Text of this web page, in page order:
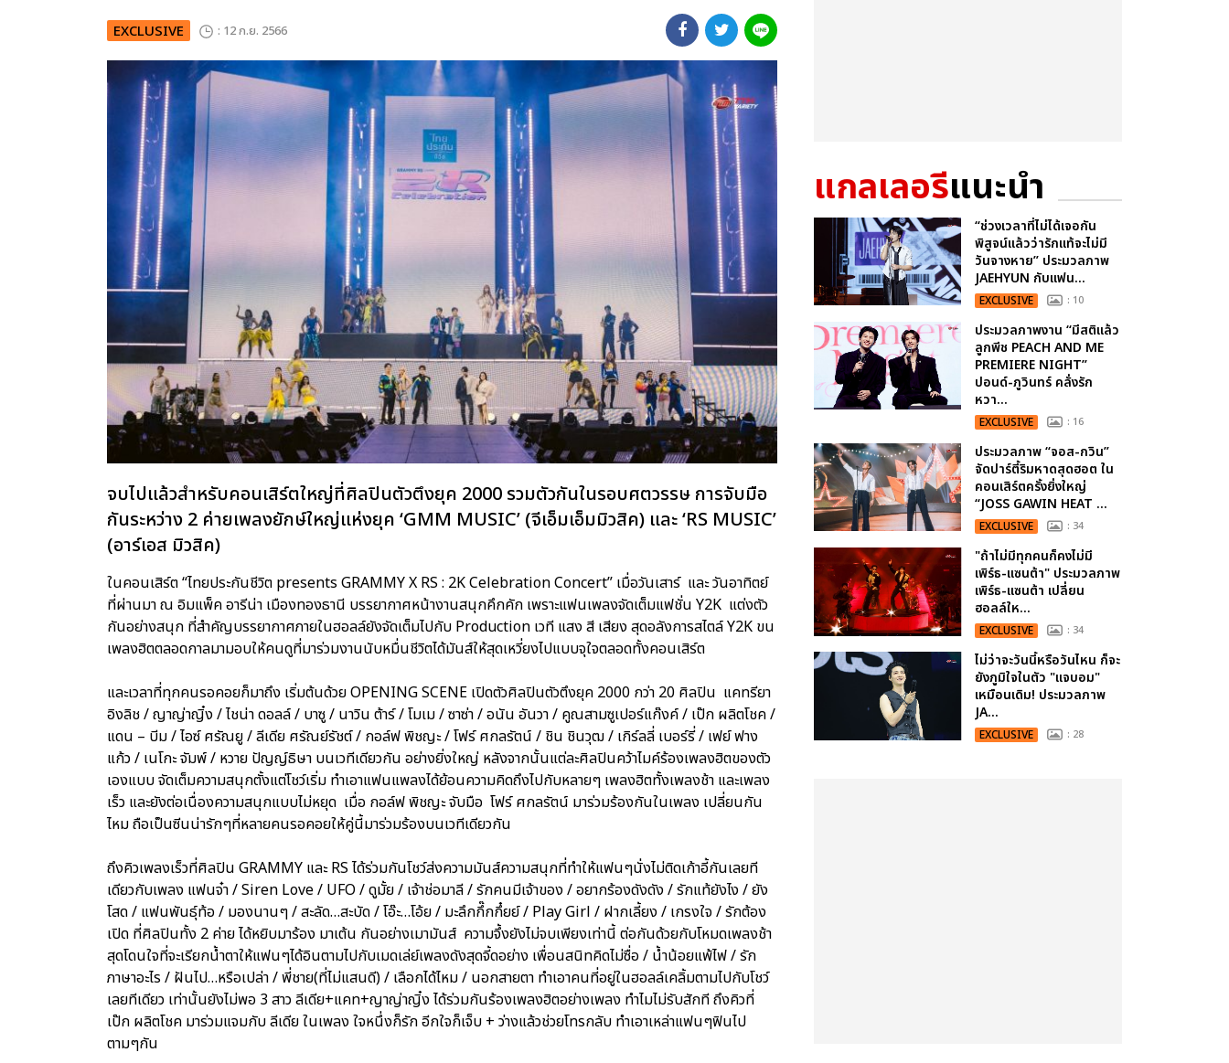
EXCLUSIVE : 12 ก.ย. 2566
จบไปแล้วสำหรับคอนเสิร์ตใหญ่ที่ศิลปินตัวตึงยุค 2000 รวมตัวกันในรอบศตวรรษ การจับมือ
กันระหว่าง 2 ค่ายเพลงยักษ์ใหญ่แห่งยุค ‘GMM MUSIC’ (จีเอ็มเอ็มมิวสิค) และ ‘RS MUSIC’
(อาร์เอส มิวสิค)
ในคอนเสิร์ต “ไทยประกันชีวิต presents GRAMMY X RS : 2K Celebration Concert” เมื่อวันเสาร์ และ วันอาทิตย์
ที่ผ่านมา ณ อิมแพ็ค อารีน่า เมืองทองธานี บรรยากาศหน้างานสนุกคึกคัก เพราะแฟนเพลงจัดเต็มแฟชั่น Y2K แต่งตัว
กันอย่างสนุก ที่สำคัญบรรยากาศภายในฮอลล์ยังจัดเต็มไปกับ Production เวที แสง สี เสียง สุดอลังการสไตล์ Y2K ขน
เพลงฮิตตลอดกาลมามอบให้คนดูที่มาร่วมงานนับหมื่นชีวิตได้มันส์ให้สุดเหวี่ยงไปแบบจุใจตลอดทั้งคอนเสิร์ต
และเวลาที่ทุกคนรอคอยก็มาถึง เริ่มต้นด้วย OPENING SCENE เปิดตัวศิลปินตัวตึงยุค 2000 กว่า 20 ศิลปิน แคทรียา
อิงลิช / ญาญ่าญิ๋ง / ไชน่า ดอลล์ / บาซู / นาวิน ต้าร์ / โมเม / ซาซ่า / อนัน อันวา / คูณสามซูเปอร์แก๊งค์ / เป๊ก ผลิตโชค /
แดน – บีม / ไอซ์ ศรัณยู / ลีเดีย ศรัณย์รัชต์ / กอล์ฟ พิชญะ / โฟร์ ศกลรัตน์ / ชิน ชินวุฒ / เกิร์ลลี่ เบอร์รี่ / เฟย์ ฟาง
แก้ว / เนโกะ จัมพ์ / หวาย ปัญญ์ธิษา บนเวทีเดียวกัน อย่างยิ่งใหญ่ หลังจากนั้นแต่ละศิลปินคว้าไมค์ร้องเพลงฮิตของตัว
เองแบบ จัดเต็มความสนุกตั้งแต่โชว์เริ่ม ทำเอาแฟนแพลงได้ย้อนความคิดถึงไปกับหลายๆ เพลงฮิตทั้งเพลงช้า และเพลง
เร็ว และยังต่อเนื่องความสนุกแบบไม่หยุด เมื่อ กอล์ฟ พิชญะ จับมือ โฟร์ ศกลรัตน์ มาร่วมร้องกันในเพลง เปลี่ยนกัน
ไหม ถือเป็นซีนน่ารักๆที่หลายคนรอคอยให้คู่นี้มาร่วมร้องบนเวทีเดียวกัน
ถึงคิวเพลงเร็วที่ศิลปิน GRAMMY และ RS ได้ร่วมกันโชว์ส่งความมันส์ความสนุกที่ทำให้แฟนๆนั่งไม่ติดเก้าอี้กันเลยที
เดียวกับเพลง แฟนจ๋า / Siren Love / UFO / ดูมั้ย / เจ้าช่อมาลี / รักคนมีเจ้าของ / อยากร้องดังดัง / รักแท้ยังไง / ยัง
โสด / แฟนพันธุ์ท้อ / มองนานๆ / สะลัด…สะบัด / โอ๊ะ…โอ้ย / มะลึกกึ๊กกึ๋ยย์ / Play Girl / ฝากเลี้ยง / เกรงใจ / รักต้อง
เปิด ที่ศิลปินทั้ง 2 ค่าย ได้หยิบมาร้อง มาเต้น กันอย่างเมามันส์ ความจึ้งยังไม่จบเพียงเท่านี้ ต่อกันด้วยกับโหมดเพลงช้า
สุดโดนใจที่จะเรียกน้ำตาให้แฟนๆได้อินตามไปกับเมดเล่ย์เพลงดังสุดจี้ดอย่าง เพื่อนสนิทคิดไม่ซื่อ / น้ำน้อยแพ้ไฟ / รัก
ภาษาอะไร / ฝันไป…หรือเปล่า / พี่ชาย(ที่ไม่แสนดี) / เลือกได้ไหม / นอกสายตา ทำเอาคนที่อยู่ในฮอลล์เคลิ้มตามไปกับโชว์
เลยทีเดียว เท่านั้นยังไม่พอ 3 สาว ลีเดีย+แคท+ญาญ่าญิ๋ง ได้ร่วมกันร้องเพลงฮิตอย่างเพลง ทำไมไม่รับสักที ถึงคิวที่
เป๊ก ผลิตโชค มาร่วมแจมกับ ลีเดีย ในเพลง ใจหนึ่งก็รัก อีกใจก็เจ็บ + ว่างแล้วช่วยโทรกลับ ทำเอาเหล่าแฟนๆฟินไป
ตามๆกัน
แกลเลอรีแนะนำ
“ช่วงเวลาที่ไม่ได้เจอกัน
พิสูจน์แล้วว่ารักแท้จะไม่มี
วันจางหาย” ประมวลภาพ
JAEHYUN กับแฟน...
EXCLUSIVE : 10
ประมวลภาพงาน “มีสติแล้ว
ลูกพีช PEACH AND ME
PREMIERE NIGHT”
ปอนด์-ภูวินทร์ คลั่งรัก
หวา...
EXCLUSIVE : 16
ประมวลภาพ “จอส-กวิน”
จัดปาร์ตี้ริมหาดสุดฮอต ใน
คอนเสิร์ตครั้งยิ่งใหญ่
“JOSS GAWIN HEAT ...
EXCLUSIVE : 34
"ถ้าไม่มีทุกคนก็คงไม่มี
เพิร์ธ-แซนต้า" ประมวลภาพ
เพิร์ธ-แซนต้า เปลี่ยน
ฮอลล์ให...
EXCLUSIVE : 34
ไม่ว่าจะวันนี้หรือวันไหน ก็จะ
ยังภูมิใจในตัว "แจบอม"
เหมือนเดิม! ประมวลภาพ
JA...
EXCLUSIVE : 28